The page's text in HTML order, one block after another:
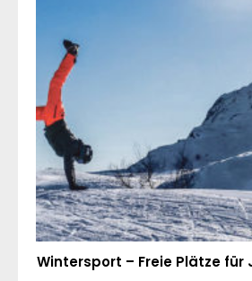
Wintersport – Freie Plätze für